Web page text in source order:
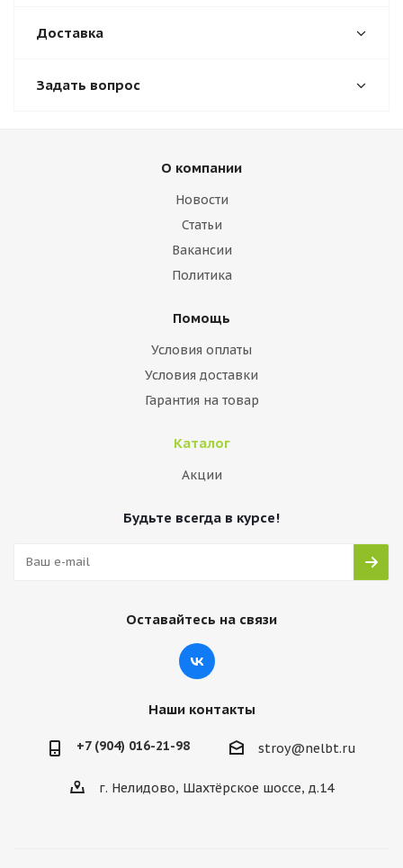
Доставка
Задать вопрос
О компании
Новости
Статьи
Вакансии
Политика
Помощь
Условия оплаты
Условия доставки
Гарантия на товар
Каталог
Акции
Будьте всегда в курсе!
Оставайтесь на связи
Наши контакты
+7 (904) 016-21-98 stroy@nelbt.ru
г. Нелидово, Шахтёрское шоссе, д.14